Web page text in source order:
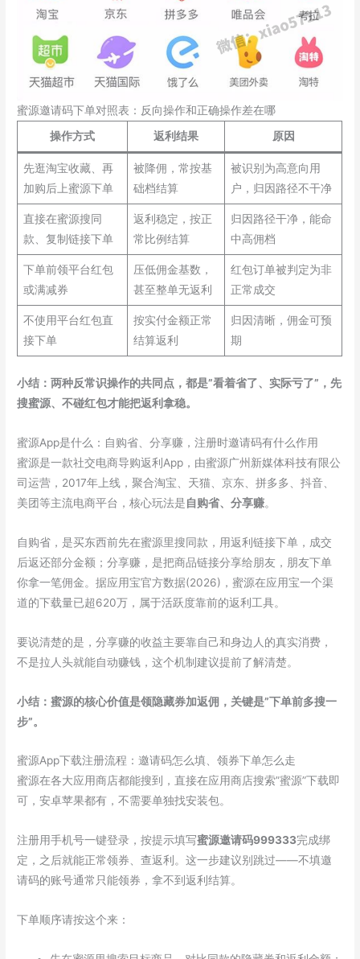
蜜源邀请码下单对照表：反向操作和正确操作差在哪
操作方式
返利结果 原因
先逛淘宝收藏、再
加购后上蜜源下单
被降佣，常按基
础档结算
被识别为高意向用
户，归因路径不干净
直接在蜜源搜同
款、复制链接下单
返利稳定，按正
常比例结算
归因路径干净，能命
中高佣档
下单前领平台红包
或满减券
压低佣金基数，
甚至整单无返利
红包订单被判定为非
正常成交
不使用平台红包直
接下单
按实付金额正常
结算返利
归因清晰，佣金可预
期
小结：两种反常识操作的共同点，都是”看着省了、实际亏了”，先
搜蜜源、不碰红包才能把返利拿稳。
蜜源App是什么：自购省、分享赚，注册时邀请码有什么作用
蜜源是一款社交电商导购返利App，由蜜源广州新媒体科技有限公
司运营，2017年上线，聚合淘宝、天猫、京东、拼多多、抖音、
美团等主流电商平台，核心玩法是自购省、分享赚。
自购省，是买东西前先在蜜源里搜同款，用返利链接下单，成交
后返还部分金额；分享赚，是把商品链接分享给朋友，朋友下单
你拿一笔佣金。据应用宝官方数据(2026)，蜜源在应用宝一个渠
道的下载量已超620万，属于活跃度靠前的返利工具。
要说清楚的是，分享赚的收益主要靠自己和身边人的真实消费，
不是拉人头就能自动赚钱，这个机制建议提前了解清楚。
小结：蜜源的核心价值是领隐藏券加返佣，关键是”下单前多搜一
步”。
蜜源App下载注册流程：邀请码怎么填、领券下单怎么走
蜜源在各大应用商店都能搜到，直接在应用商店搜索”蜜源”下载即
可，安卓苹果都有，不需要单独找安装包。
注册用手机号一键登录，按提示填写蜜源邀请码999333完成绑
定，之后就能正常领券、查返利。这一步建议别跳过——不填邀
请码的账号通常只能领券，拿不到返利结算。
下单顺序请按这个来：